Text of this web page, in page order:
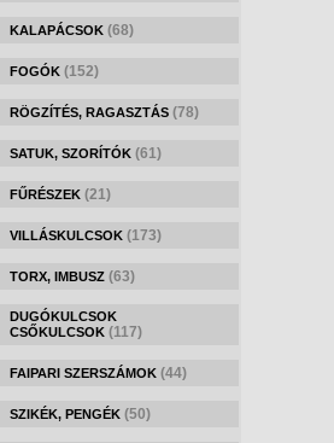
KALAPÁCSOK (68)
FOGÓK (152)
RÖGZÍTÉS, RAGASZTÁS (78)
SATUK, SZORÍTÓK (61)
FŰRÉSZEK (21)
VILLÁSKULCSOK (173)
TORX, IMBUSZ (63)
DUGÓKULCSOK
CSŐKULCSOK (117)
FAIPARI SZERSZÁMOK (44)
SZIKÉK, PENGÉK (50)